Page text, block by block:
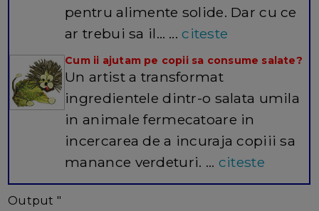
pentru alimente solide. Dar cu ce
ar trebui sa il… ...citeste
Cum ii ajutam pe copii sa consume salate?
Un artist a transformat
ingredientele dintr-o salata umila
in animale fermecatoare in
incercarea de a incuraja copiii sa
manance verdeturi. ... citeste
Output "